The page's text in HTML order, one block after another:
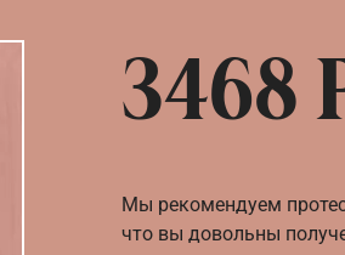
3468
Мы рекомендуем
что вы довольны